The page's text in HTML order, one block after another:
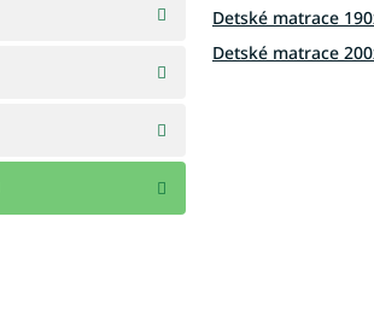
Detské matrace
Detské matrace